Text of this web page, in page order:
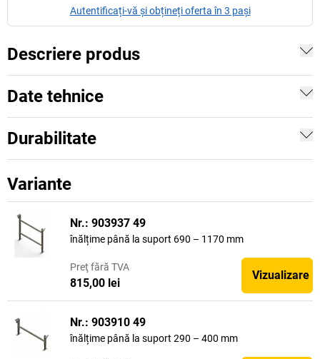
Autentificați-vă și obțineți oferta în 3 pași
Descriere produs
Date tehnice
Durabilitate
Variante
Nr.: 903937 49
înălțime până la suport 690 – 1170 mm
Preţ fără TVA
815,00 lei
Vizualizare
Nr.: 903910 49
înălțime până la suport 290 – 400 mm